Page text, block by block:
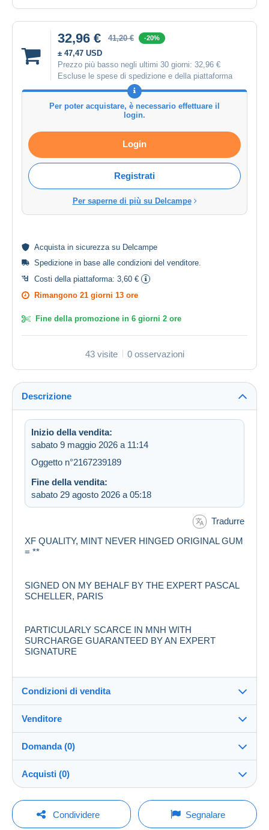
32,96 € 41,20 € -20%
± 47,47 USD
Prezzo più basso negli ultimi 30 giorni: 32,96 €
Escluse le spese di spedizione e della piattaforma
Per poter acquistare, è necessario effettuare il
login.
Login
Registrati
Per saperne di più su Delcampe
Acquista in sicurezza su Delcampe
Spedizione in base alle condizioni del venditore
Costi della piattaforma: 3,60 €
Rimangono 21 giorni 13 ore
Fine della promozione in 6 giorni 2 ore
43 visite 0 osservazioni
Descrizione
Inizio della vendita:
sabato 9 maggio 2026 a 11:14
Oggetto n°2167239189
Fine della vendita:
sabato 29 agosto 2026 a 05:18
Tradurre
XF QUALITY, MINT NEVER HINGED ORIGINAL GUM
= **
SIGNED ON MY BEHALF BY THE EXPERT PASCAL
SCHELLER, PARIS
PARTICULARLY SCARCE IN MNH WITH
SURCHARGE GUARANTEED BY AN EXPERT
SIGNATURE
Condizioni di vendita
Destinazione:
Vedi l'elenco dei paesi
Direttamente al destinatario:
Sì
Invio dopo il pagamento
Venditore
YESYOUCAN100%(807x)
Negozio
Iscritto da:
Domanda (0)
Per inviare una domanda devi aprire una
Acquisti (0)
Ultimo aggiornamento: 15:19:55
Condividere Segnalare